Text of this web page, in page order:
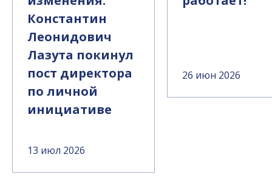
Константин
Леонидович
Лазута покинул
пост директора
по личной
инициативе
13 июл 2026
26 июн 2026